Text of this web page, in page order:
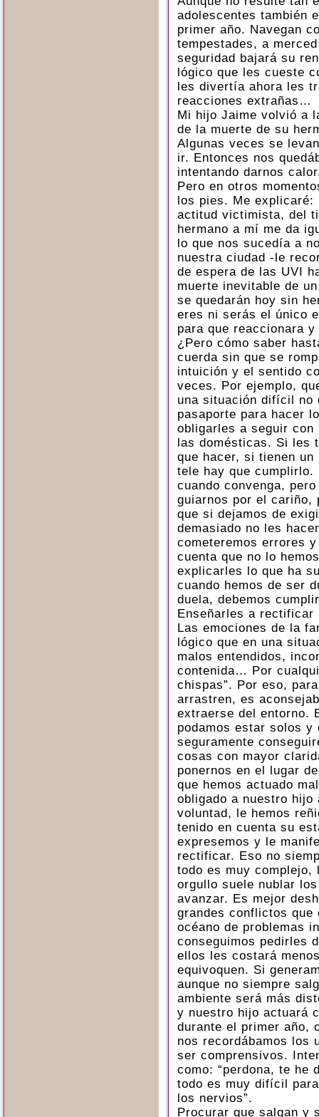
adolescentes también
primer año. Navegan
tempestades, a
seguridad bajará su
lógico que les cueste
les divertía ahora les
reacciones extrañas…
Mi hijo Jaime volvió a
de la muerte de su
Algunas veces se
ir. Entonces nos
intentando darnos
Pero en otros
los pies. Me explicaré:
actitud victimista, del
hermano a mí me da
lo que nos sucedía a
nuestra ciudad -le
de espera de las UVI
muerte inevitable de
se quedarán hoy sin
eres ni serás el único
para que reaccionara
¿Pero cómo saber
cuerda sin que se
intuición y el sentido
veces. Por ejemplo,
una situación difícil no
pasaporte para hacer
obligarles a seguir
las domésticas. Si les
que hacer, si tienen
tele hay que cumplirlo.
cuando convenga,
guiarnos por el cariño,
que si dejamos de
demasiado no les
cometeremos errores
cuenta que no lo
explicarles lo que ha
cuando hemos de ser
duela, debemos
Enseñarles a rectificar
Las emociones de la
lógico que en una
malos entendidos,
contenida… Por
chispas”. Por eso,
arrastren, es
extraerse del entorno.
podamos estar solos
seguramente
cosas con mayor
ponernos en el lugar
que hemos actuado
obligado a nuestro
voluntad, le hemos
tenido en cuenta su
expresemos y le
rectificar. Eso no
todo es muy
orgullo suele nublar
avanzar. Es mejor
grandes conflictos que
océano de problemas
conseguimos pedirles
ellos les costará
equivoquen. Si
aunque no siempre
ambiente será más
y nuestro hijo actuará
durante el primer año,
nos recordábamos los
ser comprensivos.
como: “perdona, te he
todo es muy difícil
los nervios”.
Procurar que salgan y